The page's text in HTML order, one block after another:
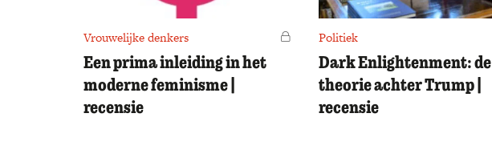
Vrouwelijke denkers Voor leden
Een prima inleiding in het
moderne feminisme |
recensie
Politiek
Dark Enlightenment: de
theorie achter Trump |
recensie